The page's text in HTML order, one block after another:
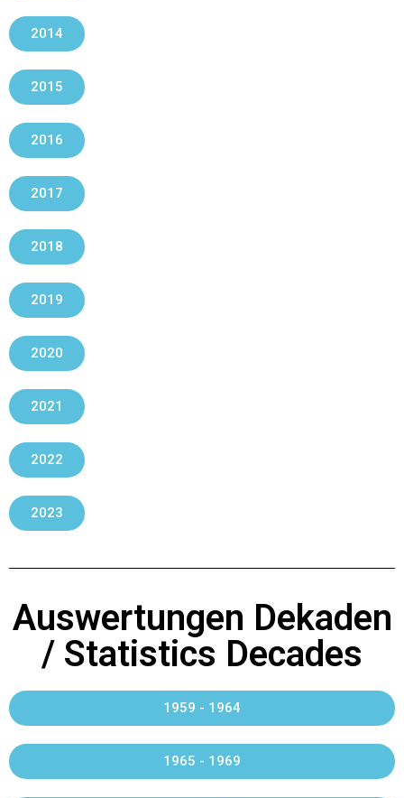
2014
2015
2016
2017
2018
2019
2020
2021
2022
2023
Auswertungen Dekaden
/ Statistics Decades
1959 - 1964
1965 - 1969